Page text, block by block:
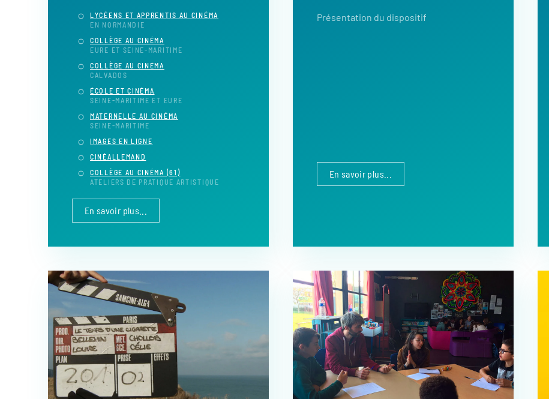
LYCÉENS ET APPRENTIS AU CINÉMA
EN NORMANDIE
COLLÈGE AU CINÉMA
EURE ET SEINE-MARITIME
COLLÈGE AU CINÉMA
CALVADOS
ÉCOLE ET CINÉMA
SEINE-MARITIME ET EURE
MATERNELLE AU CINÉMA
SEINE-MARITIME
IMAGES EN LIGNE
CINÉALLEMAND
COLLÈGE AU CINÉMA (61)
ATELIERS DE PRATIQUE ARTISTIQUE
En savoir plus...
Présentation du dispositif
En savoir plus...